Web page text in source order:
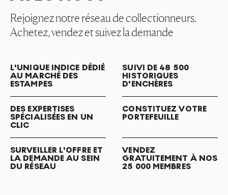
Rejoignez notre réseau de collectionneurs.
Achetez, vendez et suivez la demande
L'UNIQUE INDICE DÉDIÉ
AU MARCHÉ DES
ESTAMPES
SUIVI DE 48 500
HISTORIQUES
D'ENCHÈRES
DES EXPERTISES
SPÉCIALISÉES EN UN
CLIC
CONSTITUEZ VOTRE
PORTEFEUILLE
SURVEILLER L'OFFRE ET
LA DEMANDE AU SEIN
DU RÉSEAU
VENDEZ
GRATUITEMENT À NOS
25 000 MEMBRES